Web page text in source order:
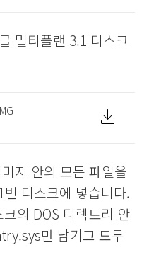
멀티플랜 3.1 디스크
지 안의 모든 파일을
디스크에 넣습니다.
의 DOS 디렉토리 안
만 남기고 모두